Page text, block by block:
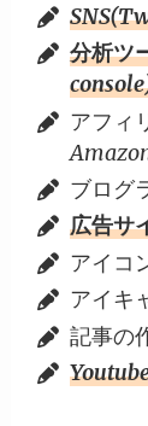
分析ツ
アフィ
ブログ
広告サ
アイコ
アイキ
記事の